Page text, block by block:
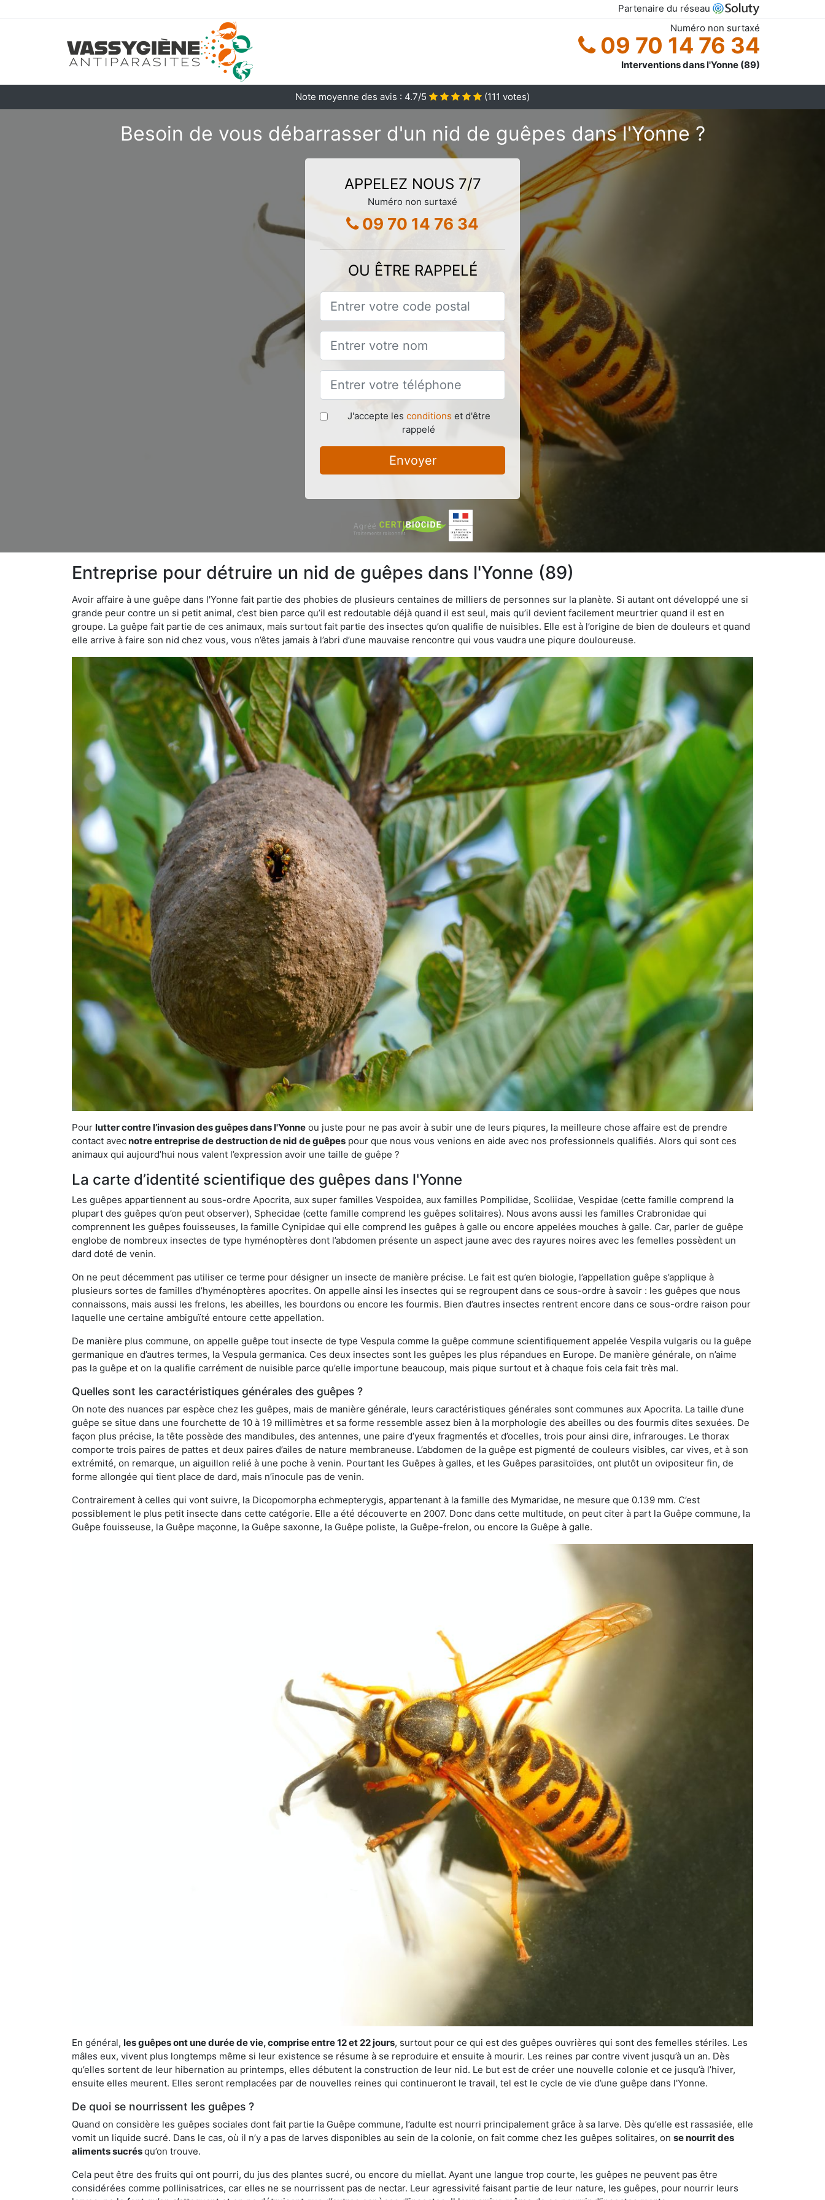
Partenaire du réseau
Numéro non surtaxé
09 70 14 76 34
Interventions dans l'Yonne (89)
Note moyenne des avis : 4.7/5 (111 votes)
Besoin de vous débarrasser d'un nid de guêpes dans l'Yonne ?
APPELEZ NOUS 7/7
Numéro non surtaxé
09 70 14 76 34
OU ÊTRE RAPPELÉ
J'accepte les conditions et d'être
rappelé
Envoyer
Entreprise pour détruire un nid de guêpes dans l'Yonne (89)
Avoir affaire à une guêpe dans l'Yonne fait partie des phobies de plusieurs centaines de milliers de personnes sur la planète. Si autant ont développé une si
grande peur contre un si petit animal, c’est bien parce qu’il est redoutable déjà quand il est seul, mais qu’il devient facilement meurtrier quand il est en
groupe. La guêpe fait partie de ces animaux, mais surtout fait partie des insectes qu’on qualifie de nuisibles. Elle est à l’origine de bien de douleurs et quand
elle arrive à faire son nid chez vous, vous n’êtes jamais à l’abri d’une mauvaise rencontre qui vous vaudra une piqure douloureuse.
Pour lutter contre l’invasion des guêpes dans l'Yonne ou juste pour ne pas avoir à subir une de leurs piqures, la meilleure chose affaire est de prendre
contact avecnotre entreprise de destruction de nid de guêpes pour que nous vous venions en aide avec nos professionnels qualifiés. Alors qui sont ces
animaux qui aujourd’hui nous valent l’expression avoir une taille de guêpe ?
La carte d’identité scientifique des guêpes dans l'Yonne
Les guêpes appartiennent au sous-ordre Apocrita, aux super familles Vespoidea, aux familles Pompilidae, Scoliidae, Vespidae (cette famille comprend la
plupart des guêpes qu’on peut observer), Sphecidae (cette famille comprend les guêpes solitaires). Nous avons aussi les familles Crabronidae qui
comprennent les guêpes fouisseuses, la famille Cynipidae qui elle comprend les guêpes à galle ou encore appelées mouches à galle. Car, parler de guêpe
englobe de nombreux insectes de type hyménoptères dont l’abdomen présente un aspect jaune avec des rayures noires avec les femelles possèdent un
dard doté de venin.
On ne peut décemment pas utiliser ce terme pour désigner un insecte de manière précise. Le fait est qu’en biologie, l’appellation guêpe s’applique à
plusieurs sortes de familles d’hyménoptères apocrites. On appelle ainsi les insectes qui se regroupent dans ce sous-ordre à savoir : les guêpes que nous
connaissons, mais aussi les frelons, les abeilles, les bourdons ou encore les fourmis. Bien d’autres insectes rentrent encore dans ce sous-ordre raison pour
laquelle une certaine ambiguïté entoure cette appellation.
De manière plus commune, on appelle guêpe tout insecte de type Vespula comme la guêpe commune scientifiquement appelée Vespila vulgaris ou la guêpe
germanique en d’autres termes, la Vespula germanica. Ces deux insectes sont les guêpes les plus répandues en Europe. De manière générale, on n’aime
pas la guêpe et on la qualifie carrément de nuisible parce qu’elle importune beaucoup, mais pique surtout et à chaque fois cela fait très mal.
Quelles sont les caractéristiques générales des guêpes ?
On note des nuances par espèce chez les guêpes, mais de manière générale, leurs caractéristiques générales sont communes aux Apocrita. La taille d’une
guêpe se situe dans une fourchette de 10 à 19 millimètres et sa forme ressemble assez bien à la morphologie des abeilles ou des fourmis dites sexuées. De
façon plus précise, la tête possède des mandibules, des antennes, une paire d’yeux fragmentés et d’ocelles, trois pour ainsi dire, infrarouges. Le thorax
comporte trois paires de pattes et deux paires d’ailes de nature membraneuse. L’abdomen de la guêpe est pigmenté de couleurs visibles, car vives, et à son
extrémité, on remarque, un aiguillon relié à une poche à venin. Pourtant les Guêpes à galles, et les Guêpes parasitoïdes, ont plutôt un ovipositeur fin, de
forme allongée qui tient place de dard, mais n’inocule pas de venin.
Contrairement à celles qui vont suivre, la Dicopomorpha echmepterygis, appartenant à la famille des Mymaridae, ne mesure que 0.139 mm. C’est
possiblement le plus petit insecte dans cette catégorie. Elle a été découverte en 2007. Donc dans cette multitude, on peut citer à part la Guêpe commune, la
Guêpe fouisseuse, la Guêpe maçonne, la Guêpe saxonne, la Guêpe poliste, la Guêpe-frelon, ou encore la Guêpe à galle.
En général, les guêpes ont une durée de vie, comprise entre 12 et 22 jours, surtout pour ce qui est des guêpes ouvrières qui sont des femelles stériles. Les
mâles eux, vivent plus longtemps même si leur existence se résume à se reproduire et ensuite à mourir. Les reines par contre vivent jusqu’à un an. Dès
qu’elles sortent de leur hibernation au printemps, elles débutent la construction de leur nid. Le but est de créer une nouvelle colonie et ce jusqu’à l’hiver,
ensuite elles meurent. Elles seront remplacées par de nouvelles reines qui continueront le travail, tel est le cycle de vie d’une guêpe dans l'Yonne.
De quoi se nourrissent les guêpes ?
Quand on considère les guêpes sociales dont fait partie la Guêpe commune, l’adulte est nourri principalement grâce à sa larve. Dès qu’elle est rassasiée, elle
vomit un liquide sucré. Dans le cas, où il n’y a pas de larves disponibles au sein de la colonie, on fait comme chez les guêpes solitaires, on se nourrit des
aliments sucrésqu’on trouve.
Cela peut être des fruits qui ont pourri, du jus des plantes sucré, ou encore du miellat. Ayant une langue trop courte, les guêpes ne peuvent pas être
considérées comme pollinisatrices, car elles ne se nourrissent pas de nectar. Leur agressivité faisant partie de leur nature, les guêpes, pour nourrir leurs